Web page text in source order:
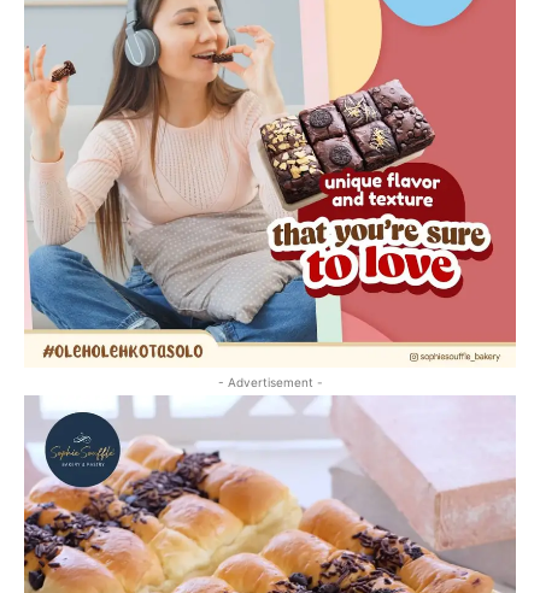
- Advertisement -